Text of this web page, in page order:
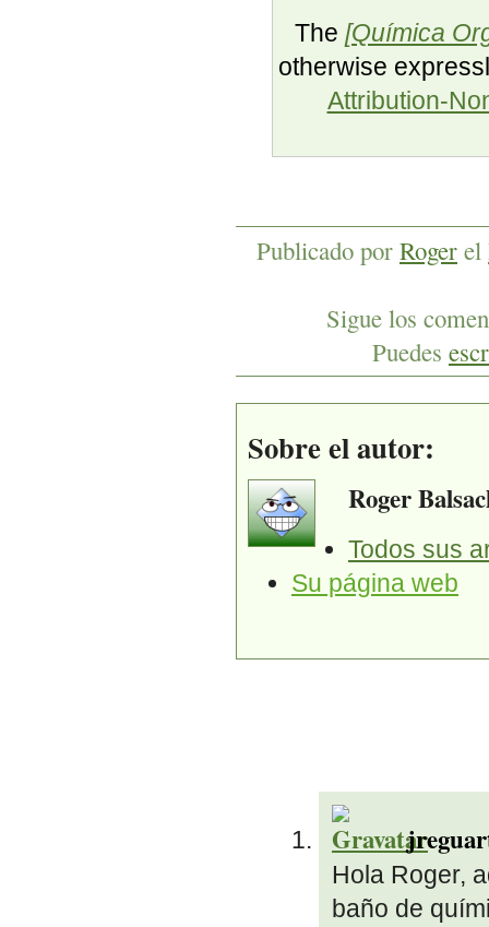
The [Química
otherwise
Attribution-
Publicado por Roger el
Sigue los
Puedes
Sobre el autor:
Roger
Todos sus
Su página web
Hola Roger,
baño de